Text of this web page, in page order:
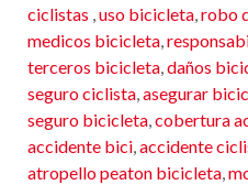
ciclistas ,uso bicicleta,robo
medicos bicicleta,
terceros bicicleta,daños
seguro ciclista,asegurar
seguro bicicleta,cobertura
accidente bici,accidente
atropello peaton bicicleta,